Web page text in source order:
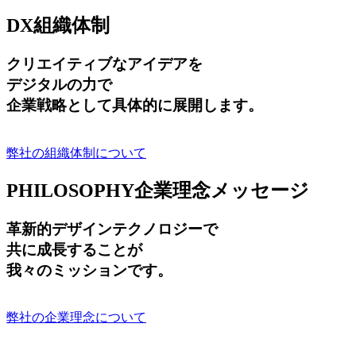
DX組織体制
クリエイティブなアイデアを
デジタルの力で
企業戦略として具体的に展開します。
弊社の組織体制について
PHILOSOPHY企業理念メッセージ
革新的デザインテクノロジーで
共に成長することが
我々のミッションです。
弊社の企業理念について